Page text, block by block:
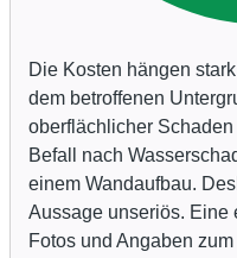
Die Kosten hängen
dem betroffenen
oberflächlicher
Befall nach
einem Wandaufbau.
Aussage unseriös. Eine
Fotos und Angaben